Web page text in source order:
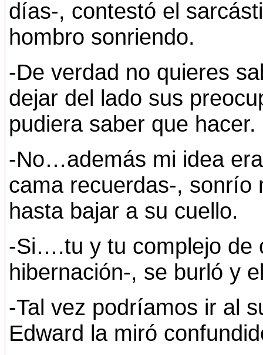
días-, contestó el
hombro sonriendo.
-De verdad no quieres
dejar del lado sus
pudiera saber que hacer.
-No…además mi idea
cama recuerdas-, sonrío
hasta bajar a su cuello.
-Si….tu y tu complejo de
hibernación-, se burló y
-Tal vez podríamos ir al
Edward la miró